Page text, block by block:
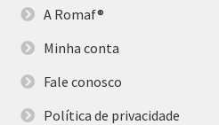
A Romaf®
Minha conta
Fale conosco
Política de privacidade